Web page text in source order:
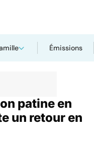
Émissions
patine en
un retour en